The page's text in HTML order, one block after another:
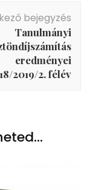
bejegyzés
Tanulmányi
eredményei
2019/2. félév